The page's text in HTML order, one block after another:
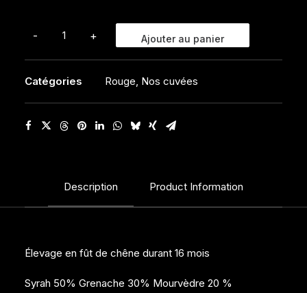
-
quantité
AOP
Côtes
du
chêne
mois
+ Ajouter au panier
Catégories Rouge, Nos cuvées
Description Product Information
Élevage en fût de chêne durant 16 mois
Syrah 50% Grenache 30% Mourvèdre 20 %